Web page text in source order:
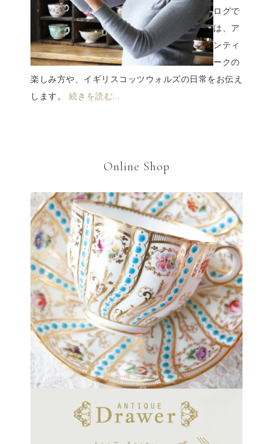
ログで
は、ア
ンティ
ークの
楽しみ方や、イギリスコッツウォルズの日常をお伝え
します。 続きを読む…
Online Shop